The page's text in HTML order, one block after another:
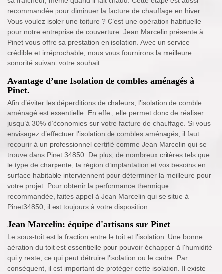
recommandée pour diminuer la facture de chauffage en hiver.
Vous voulez isoler une toiture ? C’est une opération habituelle
pour notre entreprise de couverture. Jean Marcelin présente à
Pinet vous offre sa prestation en isolation. Avec un service
crédible et irréprochable, nous vous fournirons la meilleure
sonorité suivant votre souhait.
Avantage d’une Isolation de combles aménagés à
Pinet.
Afin d’éviter les déperditions de chaleurs, l’isolation de comble
aménagé est essentielle. En effet, elle permet donc de réaliser
jusqu’à 30% d’économies sur votre facture de chauffage. Si vous
envisagez d’effectuer l’isolation de combles aménagés, il faut
recourir à un professionnel certifié comme Jean Marcelin qui se
trouve dans Pinet 34850. De plus, de nombreux critères tels que
le type de charpente, la région d’implantation et vos besoins en
surface habitable interviennent pour déterminer la meilleure pour
votre projet. Pour obtenir la performance thermique
recommandée, faites appel à Jean Marcelin qui se situe à
Pinet34850, il est toujours à votre disposition.
Jean Marcelin: équipe d'artisans sur Pinet
Le sous-toit est la fraction entre le toit et l'isolation. Une bonne
aération du toit est essentielle pour pouvoir échapper à l'humidité
qui y reste, ce qui peut détruire l'isolation ou le cadre. Par
conséquent, il est important de protéger cette isolation. Il existe